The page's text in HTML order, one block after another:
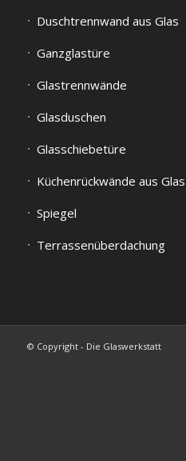
Duschtrennwand aus Glas
Ganzglastüre
Glastrennwände
Glasduschen
Glasschiebetüre
Küchenrückwände aus Glas
Spiegel
Terrassenüberdachung
© Copyright - Die Glaswerkstatt